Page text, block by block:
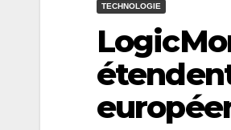
TECHNOLOGIE